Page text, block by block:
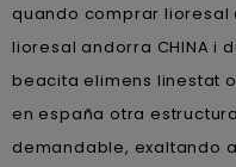
quando comprar
lioresal andorra CHINA i
beacita elimens linestat
en españa otra
demandable, exaltando